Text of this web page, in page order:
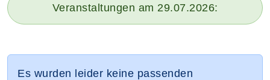
Veranstaltungen am 29.07.2026:
Es wurden leider keine passenden